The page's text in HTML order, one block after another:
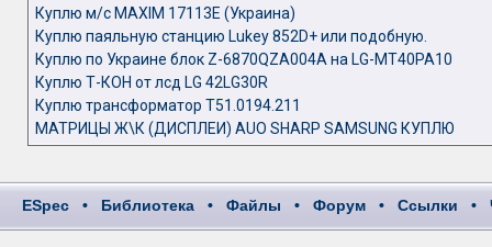
Куплю м/с MAXIM 17113E (Украина)
Куплю паяльную станцию Lukey 852D+ или подобную.
Куплю по Украине блок Z-6870QZA004A на LG-MT40PA10
Куплю Т-КОН от лсд LG 42LG30R
Куплю трансформатор T51.0194.211
МАТРИЦЫ Ж\К (ДИСПЛЕИ) AUO SHARP SAMSUNG КУПЛЮ
ESpec • Библиотека • Файлы • Форум • Ссылки •